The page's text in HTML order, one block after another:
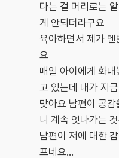
다는 걸 머리로는
게 안되더라구요
육아하면서 제가
요
매일 아이에게 화
고 있는데 내가 지
맞아요 남편이 공
니 계속 엇나가는
남편이 저에 대한
프네요...